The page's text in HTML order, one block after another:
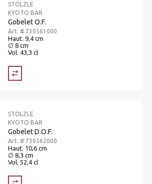
STÖLZLE
KYOTO BAR
Gobelet O.F.
Art. # 730561000
Haut. 9,4 cm
∅ 8 cm
Vol. 43,3 cl
STÖLZLE
KYOTO BAR
Gobelet D.O.F.
Art. # 730562000
Haut. 10,6 cm
∅ 8,3 cm
Vol. 52,4 cl